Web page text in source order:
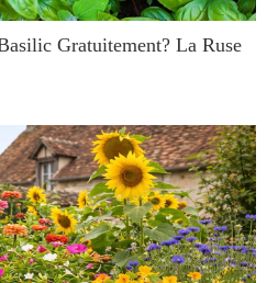
Gratuitement? La Ruse